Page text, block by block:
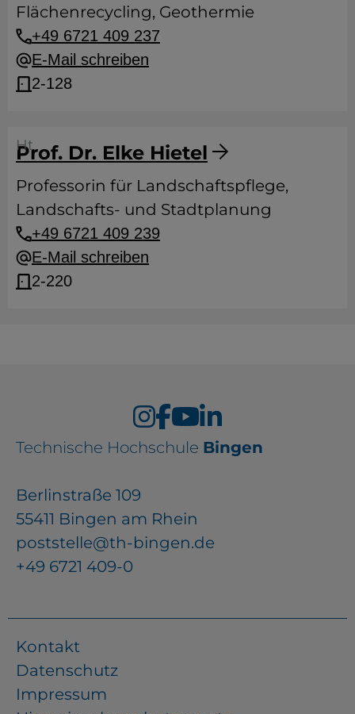
Flächenrecycling, Geothermie
+49 6721 409 237
E-Mail schreiben
2-128
Prof. Dr. Elke Hietel
Ht
Professorin für Landschaftspflege,
Landschafts- und Stadtplanung
+49 6721 409 239
E-Mail schreiben
2-220
Technische Hochschule Bingen
Berlinstraße 109
55411 Bingen am Rhein
poststelle@th-bingen.de
+49 6721 409-0
Kontakt
Datenschutz
Impressum